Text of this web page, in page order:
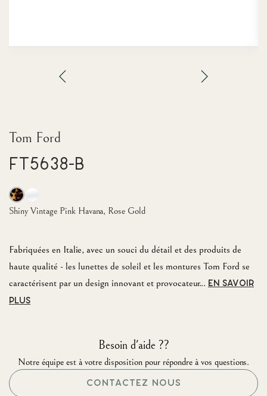
Tom Ford
FT5638-B
Fabriquées en Italie, avec un souci du détail et des produits de
haute qualité - les lunettes de soleil et les montures Tom Ford se
caractérisent par un design innovant et provocateur... EN SAVOIR
PLUS
Shiny Vintage Pink Havana, Rose Gold
Besoin d'aide ??
Notre équipe est à votre disposition pour répondre à vos questions.
CONTACTEZ NOUS